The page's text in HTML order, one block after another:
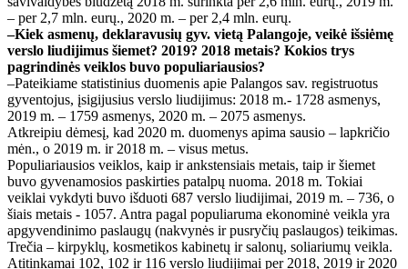
– per 2,7 mln. eurų., 2020 m. – per 2,4 mln. eurų.
–Kiek asmenų, deklaravusių gyv. vietą Palangoje, veikė išsiėmę
verslo liudijimus šiemet? 2019? 2018 metais? Kokios trys
pagrindinės veiklos buvo populiariausios?
–Pateikiame statistinius duomenis apie Palangos sav. registruotus
gyventojus, įsigijusius verslo liudijimus: 2018 m.- 1728 asmenys,
2019 m. – 1759 asmenys, 2020 m. – 2075 asmenys.
Atkreipiu dėmesį, kad 2020 m. duomenys apima sausio – lapkričio
mėn., o 2019 m. ir 2018 m. – visus metus.
Populiariausios veiklos, kaip ir ankstensiais metais, taip ir šiemet
buvo gyvenamosios paskirties patalpų nuoma. 2018 m. Tokiai
veiklai vykdyti buvo išduoti 687 verslo liudijimai, 2019 m. – 736, o
šiais metais - 1057. Antra pagal populiaruma ekonominė veikla yra
apgyvendinimo paslaugų (nakvynės ir pusryčių paslaugos) teikimas.
Trečia – kirpyklų, kosmetikos kabinetų ir salonų, soliariumų veikla.
Atitinkamai 102, 102 ir 116 verslo liudijimai per 2018, 2019 ir 2020